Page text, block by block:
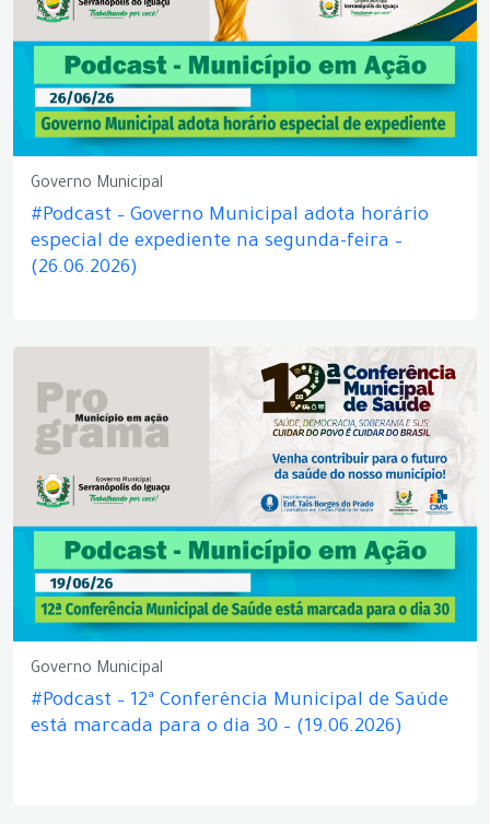
Governo Municipal
#Podcast – Governo Municipal adota horário
especial de expediente na segunda-feira –
(26.06.2026)
Governo Municipal
#Podcast – 12ª Conferência Municipal de Saúde
está marcada para o dia 30 – (19.06.2026)